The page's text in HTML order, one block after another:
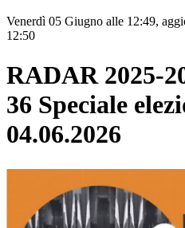
Venerdì 05 Giugno alle 12:49,
12:50
RADAR 2025-
36 Speciale
04.06.2026